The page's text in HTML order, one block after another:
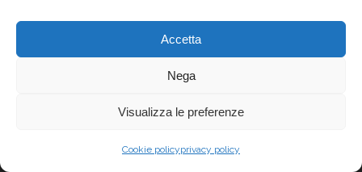
Accetta
Nega
Visualizza le preferenze
Cookie policyprivacy policy